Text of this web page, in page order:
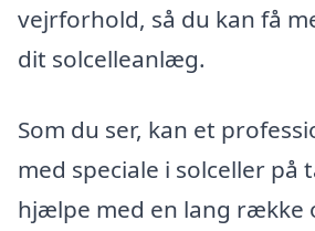
vejrforhold, så du kan få
dit solcelleanlæg.
Som du ser, kan et
med speciale i solceller på
hjælpe med en lang række